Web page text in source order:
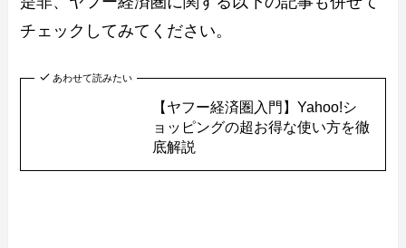
チェックしてみてください。
あわせて読みたい
【ヤフー経済圏入門】Yahoo!シ
ョッピングの超お得な使い方を徹
底解説